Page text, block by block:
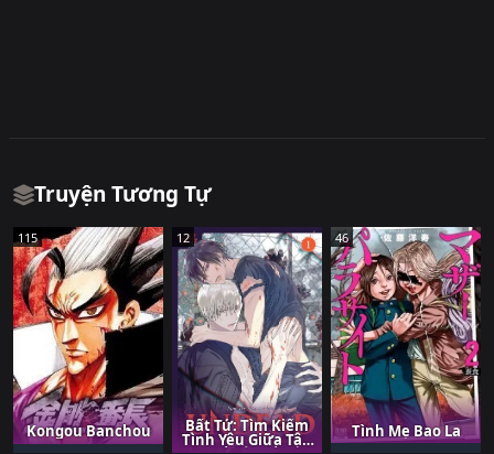
Truyện Tương Tự
115
Kongou Banchou
12
Bất Tử: Tìm Kiếm
Tình Yêu Giữa Tận
46
Tình Mẹ Bao La